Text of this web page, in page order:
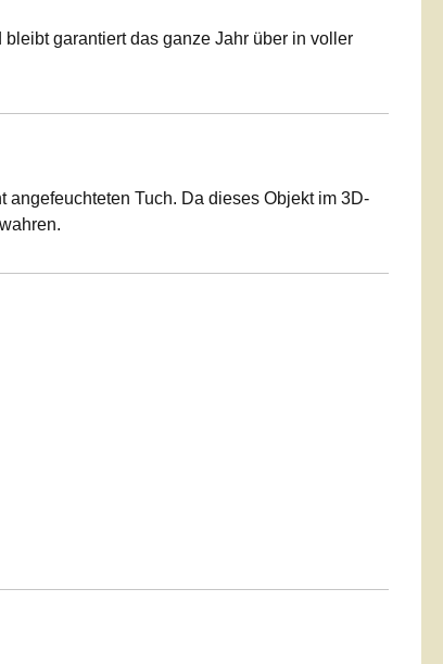
garantiert das ganze Jahr über in voller
Tuch. Da dieses Objekt im 3D-